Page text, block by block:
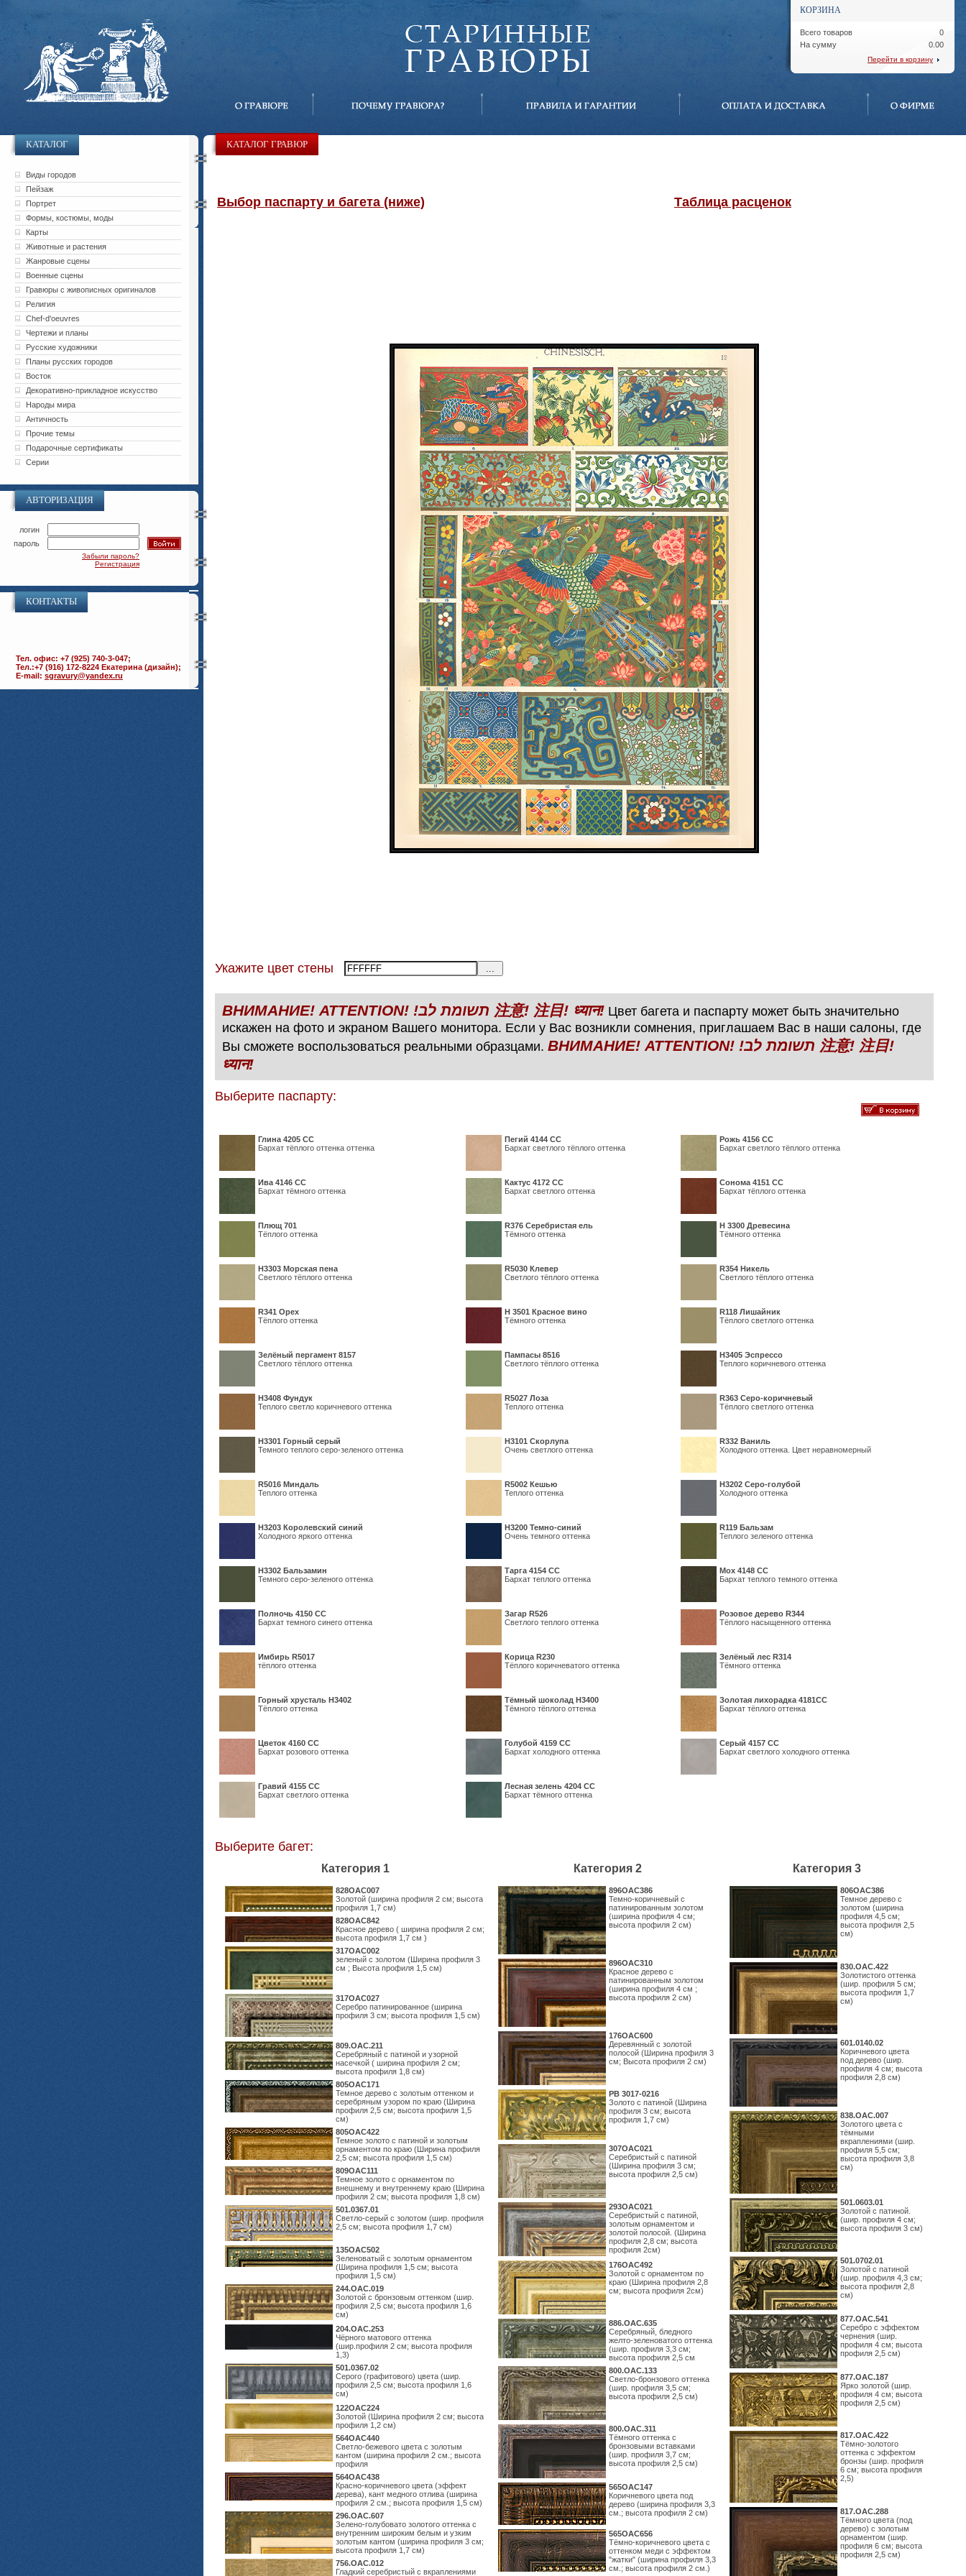
КОРЗИНА
Всего товаров
На сумму
0
0.00
Перейти в корзину
КАТАЛОГ
Виды городов
Пейзаж
Портрет
Формы, костюмы, моды
Карты
Животные и растения
Жанровые сцены
Военные сцены
Гравюры с живописных оригиналов
Религия
Chef-d'oeuvres
Чертежи и планы
Русские художники
Планы русских городов
Восток
Декоративно-прикладное искусство
Народы мира
Античность
Прочие темы
Подарочные сертификаты
Серии
АВТОРИЗАЦИЯ
логин
пароль
Забыли пароль?
Регистрация
КОНТАКТЫ
Тел. офис: +7 (925) 740-3-047;
Тел.:+7 (916) 172-8224 Екатерина (дизайн);
E-mail: sgravury@yandex.ru
КАТАЛОГ ГРАВЮР
Выбор паспарту и багета (ниже) Таблица расценок
Укажите цвет стены
ВНИМАНИЕ! ATTENTION! !תשומת לב 注意! 注目! ध्यान! Цвет багета и паспарту может быть значительно
искажен на фото и экраном Вашего монитора. Если у Вас возникли сомнения, приглашаем Вас в наши салоны, где
Вы сможете воспользоваться реальными образцами. ВНИМАНИЕ! ATTENTION! !תשומת לב 注意! 注目!
ध्यान!
Выберите паспарту:
Глина 4205 СС
Бархат тёплого оттенка оттенка
Пегий 4144 СС
Бархат светлого тёплого оттенка
Рожь 4156 СС
Бархат светлого тёплого оттенка
Ива 4146 СС
Бархат тёмного оттенка
Кактус 4172 СС
Бархат светлого оттенка
Сонома 4151 СС
Бархат тёплого оттенка
Плющ 701
Тёплого оттенка
R376 Серебристая ель
Тёмного оттенка
H 3300 Древесина
Тёмного оттенка
H3303 Морская пена
Светлого тёплого оттенка
R5030 Клевер
Светлого тёплого оттенка
R354 Никель
Светлого тёплого оттенка
R341 Орех
Тёплого оттенка
Н 3501 Красное вино
Тёмного оттенка
R118 Лишайник
Тёплого светлого оттенка
Зелёный пергамент 8157
Светлого тёплого оттенка
Пампасы 8516
Светлого тёплого оттенка
Н3405 Эспрессо
Теплого коричневого оттенка
Н3408 Фундук
Теплого светло коричневого оттенка
R5027 Лоза
Теплого оттенка
R363 Серо-коричневый
Тёплого светлого оттенка
Н3301 Горный серый
Темного теплого серо-зеленого оттенка
Н3101 Скорлупа
Очень светлого оттенка
R332 Ваниль
Холодного оттенка. Цвет неравномерный
R5016 Миндаль
Теплого оттенка
R5002 Кешью
Теплого оттенка
Н3202 Серо-голубой
Холодного оттенка
Н3203 Королевский синий
Холодного яркого оттенка
Н3200 Темно-синий
Очень темного оттенка
R119 Бальзам
Теплого зеленого оттенка
Н3302 Бальзамин
Темного серо-зеленого оттенка
Тарга 4154 СС
Бархат теплого оттенка
Мох 4148 СС
Бархат теплого темного оттенка
Полночь 4150 СС
Бархат темного синего оттенка
Загар R526
Светлого теплого оттенка
Розовое дерево R344
Тёплого насыщенного оттенка
Имбирь R5017
тёплого оттенка
Корица R230
Тёплого коричневатого оттенка
Зелёный лес R314
Тёмного оттенка
Горный хрусталь H3402
Тёплого оттенка
Тёмный шоколад H3400
Тёмного тёплого оттенка
Золотая лихорадка 4181СС
Бархат тёплого оттенка
Цветок 4160 СС
Бархат розового оттенка
Голубой 4159 СС
Бархат холодного оттенка
Серый 4157 СС
Бархат светлого холодного оттенка
Гравий 4155 СС
Бархат светлого оттенка
Лесная зелень 4204 СС
Бархат тёмного оттенка
Выберите багет:
Категория 1 Категория 2 Категория 3
828OAC007
Золотой (ширина профиля 2 см; высота
профиля 1,7 см)
828OAC842
Красное дерево ( ширина профиля 2 см;
высота профиля 1,7 см )
317OAC002
зеленый с золотом (Ширина профиля 3
см ; Высота профиля 1,5 см)
317OAC027
Серебро патинированное (ширина
профиля 3 см; высота профиля 1,5 см)
809.ОАС.211
Серебряный с патиной и узорной
насечкой ( ширина профиля 2 см;
высота профиля 1,8 см)
805OAC171
Темное дерево с золотым оттенком и
серебряным узором по краю (Ширина
профиля 2,5 см; высота профиля 1,5
см)
805OAC422
Темное золото с патиной и золотым
орнаментом по краю (Ширина профиля
2,5 см; высота профиля 1,5 см)
809OAC111
Темное золото с орнаментом по
внешнему и внутреннему краю (Ширина
профиля 2 см; высота профиля 1,8 см)
501.0367.01
Светло-серый с золотом (шир. профиля
2,5 см; высота профиля 1,7 см)
135OAC502
Зеленоватый с золотым орнаментом
(Ширина профиля 1,5 см; высота
профиля 1,5 см)
244.ОАС.019
Золотой с бронзовым оттенком (шир.
профиля 2,5 см; высота профиля 1,6
см)
204.OAC.253
Чёрного матового оттенка
(шир.профиля 2 см; высота профиля
1,3)
501.0367.02
Серого (графитового) цвета (шир.
профиля 2,5 см; высота профиля 1,6
см)
122OAC224
Золотой (Ширина профиля 2 см; высота
профиля 1,2 см)
564ОАС440
Светло-бежевого цвета с золотым
кантом (ширина профиля 2 см.; высота
профиля
564ОАС438
Красно-коричневого цвета (эффект
дерева), кант медного отлива (ширина
профиля 2 см.; высота профиля 1,5 см)
296.OAC.607
Зелено-голубовато золотого оттенка с
внутренним широким белым и узким
золотым кантом (ширина профиля 3 см;
высота профиля 1,7 см)
756.OAC.012
Гладкий серебристый с вкраплениями
896OAC386
Темно-коричневый с
патинированным золотом
(ширина профиля 4 см;
высота профиля 2 см)
896OAC310
Красное дерево с
патинированным золотом
(ширина профиля 4 см ;
высота профиля 2 см)
176OAC600
Деревянный с золотой
полосой (Ширина профиля 3
см; Высота профиля 2 см)
PB 3017-0216
Золото с патиной (Ширина
профиля 3 см; высота
профиля 1,7 см)
307OAC021
Серебристый с патиной
(Ширина профиля 3 см;
высота профиля 2,5 см)
293OAC021
Серебристый с патиной,
золотым орнаментом и
золотой полосой. (Ширина
профиля 2,8 см; высота
профиля 2см)
176OAC492
Золотой с орнаментом по
краю (Ширина профиля 2,8
см; высота профиля 2см)
886.ОАС.635
Серебряный, бледного
желто-зеленоватого оттенка
(шир. профиля 3,3 см;
высота профиля 2,5 см
800.ОАС.133
Светло-бронзового оттенка
(шир. профиля 3,5 см;
высота профиля 2,5 см)
800.ОАС.311
Тёмного оттенка с
бронзовыми вставками
(шир. профиля 3,7 см;
высота профиля 2,5 см)
565ОАС147
Коричневого цвета под
дерево (ширина профиля 3,3
см.; высота профиля 2 см)
565ОАС656
Тёмно-коричневого цвета с
оттенком меди с эффектом
"жатки" (ширина профиля 3,3
см.; высота профиля 2 см.)
806OAC386
Темное дерево с
золотом (ширина
профиля 4,5 см;
высота профиля 2,5
см)
830.ОАС.422
Золотистого оттенка
(шир. профиля 5 см;
высота профиля 1,7
см)
601.0140.02
Коричневого цвета
под дерево (шир.
профиля 4 см; высота
профиля 2,8 см)
838.ОАС.007
Золотого цвета с
тёмными
вкраплениями (шир.
профиля 5,5 см;
высота профиля 3,8
см)
501.0603.01
Золотой с патиной.
(шир. профиля 4 см;
высота профиля 3 см)
501.0702.01
Золотой с патиной
(шир. профиля 4,3 см;
высота профиля 2,8
см)
877.ОАС.541
Серебро с эффектом
чернения (шир.
профиля 4 см; высота
профиля 2,5 см)
877.ОАС.187
Ярко золотой (шир.
профиля 4 см; высота
профиля 2,5 см)
817.ОАС.422
Тёмно-золотого
оттенка с эффектом
бронзы (шир. профиля
6 см; высота профиля
2,5)
817.ОАС.288
Тёмного цвета (под
дерево) с золотым
орнаментом (шир.
профиля 6 см; высота
профиля 2,5 см)